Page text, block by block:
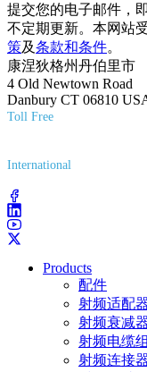
提交您的电子邮件，
不定期更新。本网站
策及条款和条件。
康涅狄格州丹伯里市
4 Old Newtown Road
Danbury CT 06810
Toll Free
International
Products
配件
射频适配
射频衰减
射频电缆
射频连接